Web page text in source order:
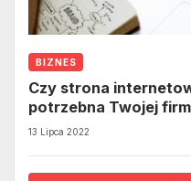
BIZNES
Czy strona
potrzebna Twojej
13 Lipca 2022